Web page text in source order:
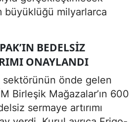
büyüklüğü milyarlarca
BEDELSIZ
ONAYLANDI
sektörünün önde gelen
Birleşik Mağazalar’ın 600
sermaye artırımı